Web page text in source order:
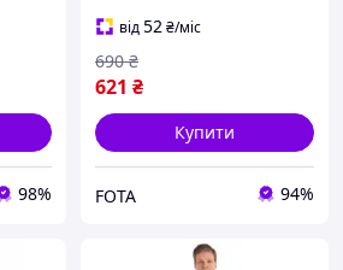
98%
s208від52₴/міс
621 ₴
690 ₴
Купити
FOTA 94%